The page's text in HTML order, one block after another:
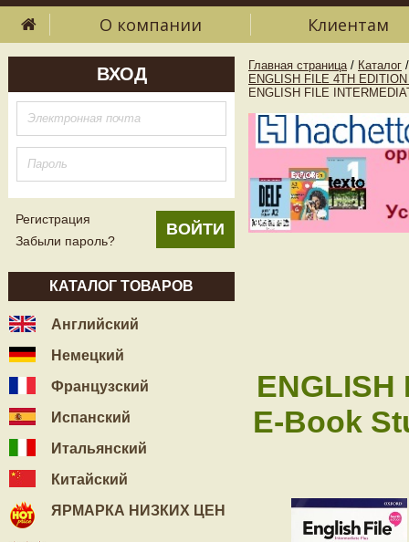
О компании Клиентам
ВХОД
Регистрация
Забыли пароль?
КАТАЛОГ ТОВАРОВ
Английский
Немецкий
Французский
Испанский
Итальянский
Китайский
ЯРМАРКА НИЗКИХ ЦЕН
Главная страница / Каталог /
ENGLISH FILE 4TH
ENGLISH FILE
ENGLISH
E-Book